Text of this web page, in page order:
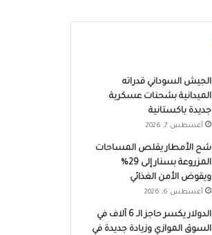
الجيش السوداني قدراته
الميدانية بشحنات عسكرية
جديدة باكستانية
أغسطس 7, 2026
شح الأمطار يقلص المساحات
المزروعة بسنار إلى 29%
ويقوض الأمن الغذائي
أغسطس 6, 2026
الدولار يكسر حاجز الـ 6 آلاف في
السوق الموازي وزيادة جديدة في